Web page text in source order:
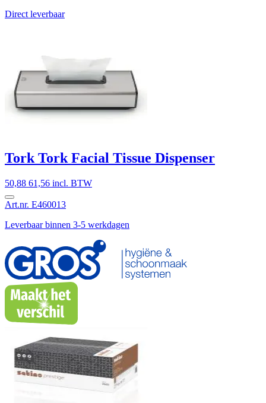
Direct leverbaar
Tork Tork Facial Tissue Dispenser
50,88 61,56 incl. BTW
Art.nr. E460013
Leverbaar binnen 3-5 werkdagen